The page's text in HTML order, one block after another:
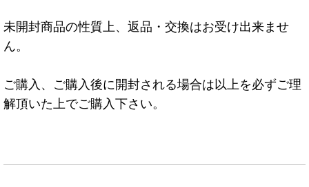
未開封商品の性質上、返品・交換はお受け出来ませ
ん。
ご購入、ご購入後に開封される場合は以上を必ずご理
解頂いた上でご購入下さい。